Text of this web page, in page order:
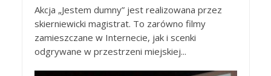
Akcja „Jestem dumny” jest realizowana przez
skierniewicki magistrat. To zarówno filmy
zamieszczane w Internecie, jak i scenki
odgrywane w przestrzeni miejskiej...